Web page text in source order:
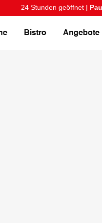
24 Stunden geöffnet |
Bistro Angebote